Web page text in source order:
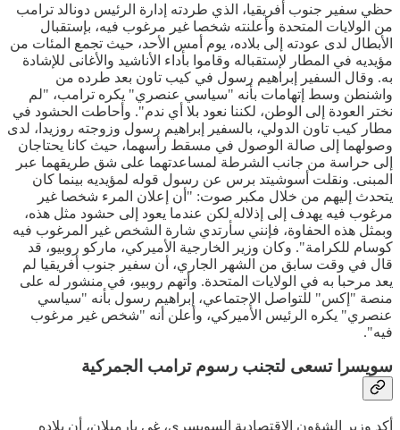
حظي سفير جنوب أفريقيا، الذي طردته إدارة الرئيس دونالد ترامب
من الولايات المتحدة وأعلنته شخصا غير مرغوب فيه، بإستقبال
الأبطال لدى عودته إلى بلاده، يوم أمس الأحد، حيث تجمع المئات من
مؤيديه في المطار لإستقباله وقاموا بأداء الأناشيد والأغانى للإشادة
به. وقال السفير إبراهيم رسول في كيب تاون بعد طرده من
واشنطن وسط إتهامات بأنه "سياسي عنصري" يكره ترامب، "لم
نختر العودة إلى الوطن، لكننا نعود بلا أي ندم". وأحاطت الحشود في
مطار كيب تاون الدولي، بالسفير إبراهيم رسول وزوجته روزيدا، لدى
وصولهما إلى صالة الوصول في مسقط رأسهما، حيث كانا يحتاجان
إلى حراسة من جانب الشرطة لمساعدتهما على شق طريقهما عبر
المبنى. ونقلت أسوشيتد برس عن رسول قوله لمؤيديه بينما كان
يتحدث إليهم من خلال مكبر صوت: "أن إعلان المرء شخصا غير
مرغوب فيه يهدف إلى إذلاله لكن عندما يعود إلى حشود مثل هذه،
وبمثل هذه الحفاوة، فإنني سأرتدي شارة الشخص غير المرغوب فيه
كوسام للكرامة". وكان وزير الخارجية الأميركي، ماركو روبيو، قد
قال في وقت سابق من الشهر الجاري، أن سفير جنوب أفريقيا لم
يعد مرحبا به في الولايات المتحدة. وأتهم روبيو، في منشور له على
منصة "إكس" للتواصل الإجتماعي، إبراهيم رسول بأنه "سياسي
عنصري" يكره الرئيس الأميركي، وأعلن أنه "شخص غير مرغوب
فيه".
سويسرا تسعى لتجنب رسوم ترامب الجمركية
أكد وزير الشؤون الإقتصادية السويسري، غي بارميلان، أن بلاده